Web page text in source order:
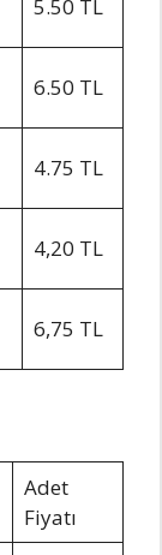
5.50 TL
6.50 TL
4.75 TL
4,20 TL
6,75 TL
Adet
Fiyatı